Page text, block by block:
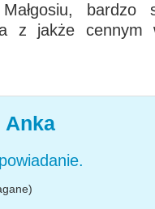
bardzo
z jakże cennym
Anka